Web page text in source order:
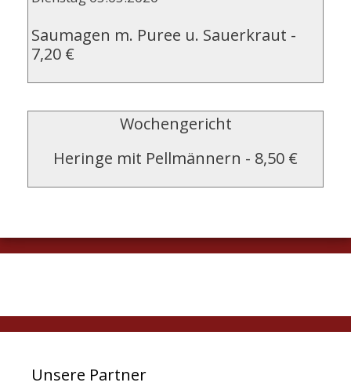
Saumagen m. Puree u. Sauerkraut -
7,20 €
Wochengericht
Heringe mit Pellmännern - 8,50 €
Unsere Partner